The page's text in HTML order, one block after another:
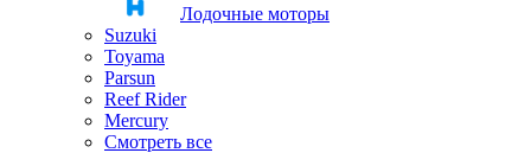
Лодочные моторы
Suzuki
Toyama
Parsun
Reef Rider
Mercury
Смотреть все